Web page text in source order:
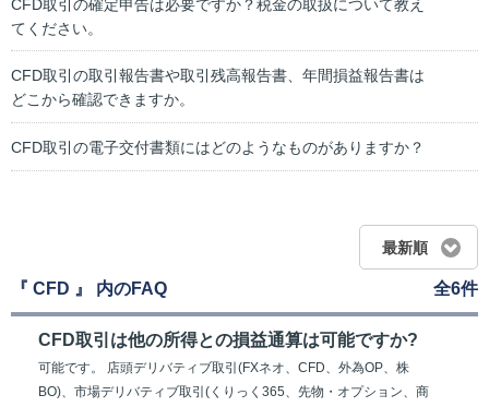
CFD取引の確定申告は必要ですか？税金の取扱について教え
てください。
CFD取引の取引報告書や取引残高報告書、年間損益報告書は
どこから確認できますか。
CFD取引の電子交付書類にはどのようなものがありますか？
最新順
『 CFD 』 内のFAQ 全6件
CFD取引は他の所得との損益通算は可能ですか?
可能です。 店頭デリバティブ取引(FXネオ、CFD、外為OP、株
BO)、市場デリバティブ取引(くりっく365、先物・オプション、商